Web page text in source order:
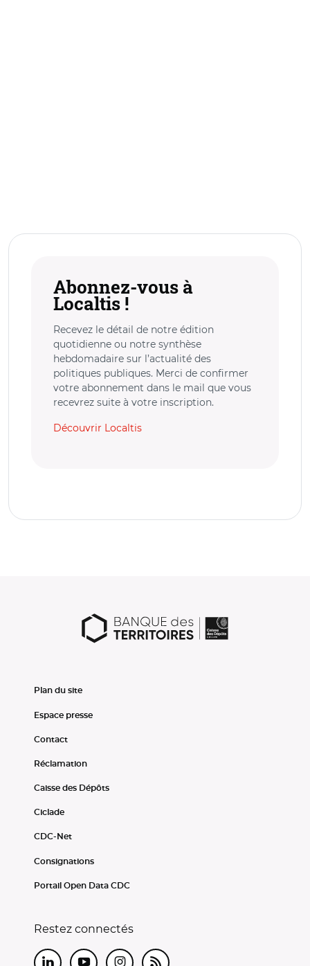
Abonnez-vous à
Localtis !
Recevez le détail de notre édition
quotidienne ou notre synthèse
hebdomadaire sur l’actualité des
politiques publiques. Merci de confirmer
votre abonnement dans le mail que vous
recevrez suite à votre inscription.
Découvrir Localtis
Plan du site
Espace presse
Contact
Réclamation
Caisse des Dépôts
Ciclade
CDC-Net
Consignations
Portail Open Data CDC
Restez connectés